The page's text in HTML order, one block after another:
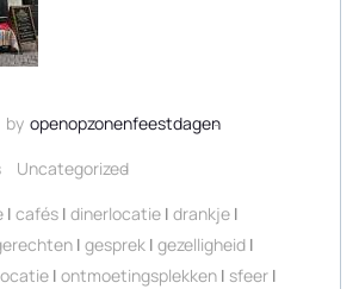
by openopzonenfeestdagen
Uncategorized
| cafés | dinerlocatie | drankje |
| gesprek | gezelligheid |
| ontmoetingsplekken | sfeer |